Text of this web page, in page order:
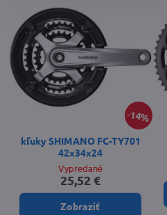
14%
kľuky SHIMANO FC-TY701
42x34x24
Vypredané
25,52 €
Zobraziť